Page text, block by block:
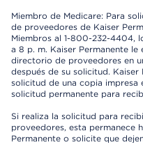
Miembro de Medicare: Para
de proveedores de Kaiser
Miembros al 1-800-232-4404,
a 8 p. m. Kaiser Permanente
directorio de proveedores en
después de su solicitud.
solicitud de una copia impresa
solicitud permanente para
Si realiza la solicitud para
proveedores, esta permanece
Permanente o solicite que